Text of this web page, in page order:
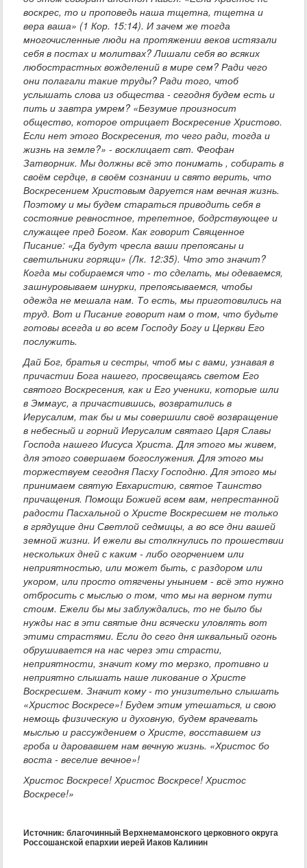
воскрес, то и проповедь наша тщетна, тщетна и
вера ваша» (1 Кор. 15:14). И зачем же тогда
многочисленные люди на протяжении веков истязали
себя в постах и молитвах? Лишали себя во всяких
любострастных вожделений в мире сем? Ради чего
они полагали такие труды? Ради того, чтоб
услышать слова из общества - сегодня будем есть и
пить и завтра умрем? «Безумие произносит
общество, которое отрицает Воскресение Христово.
Если нет этого Воскресения, то чего ради, тогда и
жизнь на земле?» - восклицает свт. Феофан
Затворник. Мы должны всё это понимать , собирать в
своём сердце, в своём сознании и свято верить, что
Воскресением Христовым даруется нам вечная жизнь.
Поэтому и мы будем стараться приводить себя в
состояние ревностное, трепетное, бодрствующее и
служащее пред Богом. Как говорит Священное
Писание: «Да будут чресла ваши препоясаны и
светильники горящи» (Лк. 12:35). Что это значит?
Когда мы собираемся что - то сделать, мы одеваемся,
зашнуровываем шнурки, препоясываемся, чтобы
одежда не мешала нам. То есть, мы приготовились на
труд. Вот и Писание говорит нам о том, что будьте
готовы всегда и во всем Господу Богу и Церкви Его
послужить.
Дай Бог, братья и сестры, чтоб мы с вами, узнавая в
причастии Бога нашего, просвещаясь светом Его
святого Воскресения, как и Его ученики, которые шли
в Эммаус, а причастившись, возвратились в
Иерусалим, так бы и мы совершили своё возвращение
в небесный и горний Иерусалим святаго Царя Славы
Господа нашего Иисуса Христа. Для этого мы живем,
для этого совершаем богослужения. Для этого мы
торжествуем сегодня Пасху Господню. Для этого мы
принимаем святую Евхаристию, святое Таинство
причащения. Помощи Божией всем вам, непрестанной
радости Пасхальной о Христе Воскресшем не только
в грядущие дни Светлой седмицы, а во все дни вашей
земной жизни. И ежели вы столкнулись по прошествии
нескольких дней с каким - либо огорчением или
неприятностью, или может быть, с раздором или
укором, или просто отягчены унынием - всё это нужно
отбросить с мыслью о том, что мы на верном пути
стоим. Ежели бы мы заблуждались, то не было бы
нужды нас в эти святые дни всячески уловлять вот
этими страстями. Если до сего дня шквальный огонь
обрушивается на нас через эти страсти,
неприятности, значит кому то мерзко, противно и
неприятно слышать наше ликование о Христе
Воскресшем. Значит кому - то унизительно слышать
«Христос Воскресе»! Будем этим утешаться, и свою
немощь физическую и духовную, будем врачевать
мыслью и рассуждением о Христе, восставшем из
гроба и даровавшем нам вечную жизнь. «Христос бо
воста - веселие вечное»!
Христос Воскресе! Христос Воскресе! Христос
Воскресе!»
Источник: благочинный Верхнемамонского церковного округа
Россошанской епархии иерей Иаков Калинин